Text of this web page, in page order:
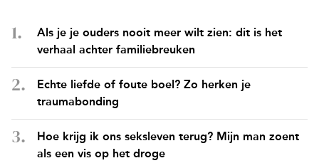
Als je je ouders nooit meer wilt zien: dit is het
verhaal achter familiebreuken
Echte liefde of foute boel? Zo herken je
traumabonding
Hoe krijg ik ons seksleven terug? Mijn man zoent
als een vis op het droge